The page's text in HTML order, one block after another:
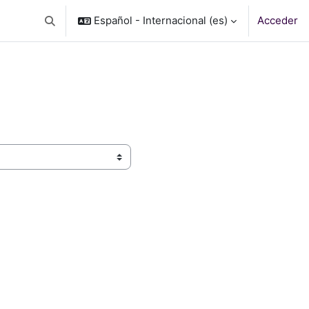
Selector de búsqueda de entrada
Español - Internacional ‎(es)‎ Acceder